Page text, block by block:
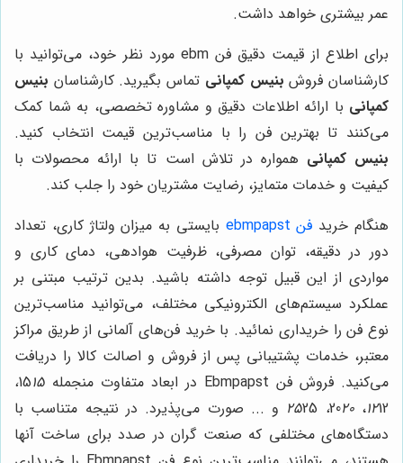
عمر بیشتری خواهد داشت.
برای اطلاع از قیمت دقیق فن ebm مورد نظر خود، می‌توانید با
کارشناسان فروش بنیس کمپانی تماس بگیرید. کارشناسان بنیس
کمپانی با ارائه اطلاعات دقیق و مشاوره تخصصی، به شما کمک
می‌کنند تا بهترین فن را با مناسب‌ترین قیمت انتخاب کنید.
بنیس کمپانی همواره در تلاش است تا با ارائه محصولات با
کیفیت و خدمات متمایز، رضایت مشتریان خود را جلب کند.
هنگام خرید فن ebmpapst
بایستی به میزان ولتاژ کاری، تعداد
دور در دقیقه، توان مصرفی، ظرفیت هوادهی، دمای کاری و
مواردی از این قبیل توجه داشته باشید. بدین ترتیب مبتنی بر
عملکرد سیستم‌های الکترونیکی مختلف، می‌توانید مناسب‌ترین
نوع فن را خریداری نمائید. با خرید فن‌های آلمانی از طریق مراکز
معتبر، خدمات پشتیبانی پس از فروش و اصالت کالا را دریافت
می‌کنید. فروش فن Ebmpapst در ابعاد متفاوت منجمله 15
15،
1212، 20 20، 25
25 و ... صورت می‌پذیرد. در نتیجه متناسب با
دستگاه‌های مختلفی که صنعت گران در صدد برای ساخت آنها